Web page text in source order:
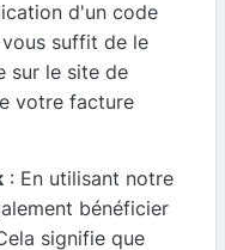
d'un code
suffit de le
sur le site de
votre facture
: En utilisant notre
bénéficier
signifie que